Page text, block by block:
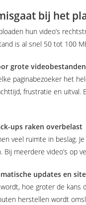
bij het
hun video’s
is al snel 50 tot 100
grote videobestanden
paginabezoeker het
frustratie en
ups raken overbelast
veel ruimte in beslag.
Bij meerdere video’s op
updates en
hoe groter de kans
herstellen wordt